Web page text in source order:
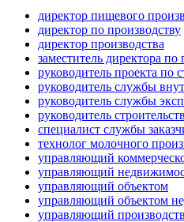
директор пищевого
директор по производству
директор производства
заместитель директора по
руководитель проекта по
руководитель службы
руководитель службы
руководитель
специалист службы
технолог молочного
управляющий
управляющий
управляющий объектом
управляющий объектом
управляющий